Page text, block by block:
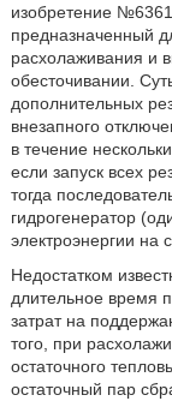
изобретение
предназначенный
расхолаживания и
обесточивании.
дополнительных
внезапного
в течение
если запуск всех
тогда
гидрогенератор
электроэнергии на
Недостатком
длительное время
затрат на
того, при
остаточного
остаточный пар